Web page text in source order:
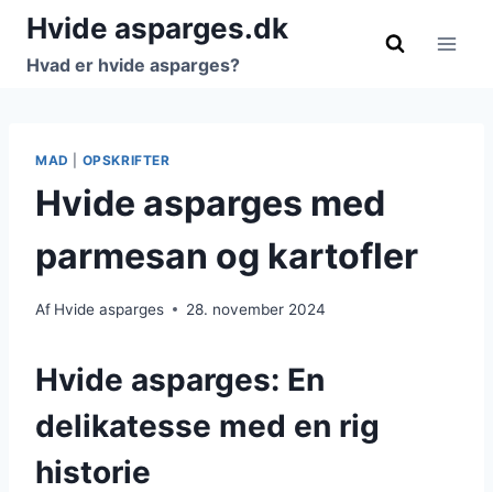
Fortsæt
indhold
Hvide asparges.dk
Hvad er hvide asparges?
MAD OPSKRIFTER
Hvide asparges med
parmesan og kartofler
Af Hvide asparges 28. november 2024
Hvide asparges: En
delikatesse med en rig
historie